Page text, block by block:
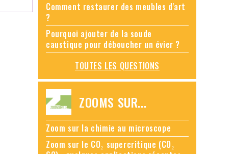
Comment restaurer des meubles d'art
?
Pourquoi ajouter de la soude
caustique pour déboucher un évier ?
TOUTES LES QUESTIONS
ZOOMS SUR...
Zoom sur la chimie au microscope
Zoom sur le CO₂ supercritique (CO₂